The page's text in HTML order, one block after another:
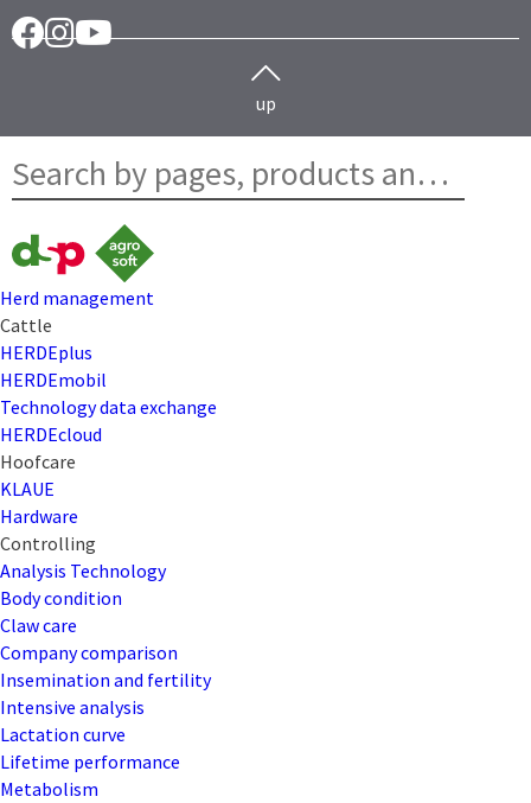
Facebook
Instragram
YouTube
up
Herd management
Cattle
HERDEplus
HERDEmobil
Technology data exchange
HERDEcloud
Hoofcare
KLAUE
Hardware
Controlling
Analysis Technology
Body condition
Claw care
Company comparison
Insemination and fertility
Intensive analysis
Lactation curve
Lifetime performance
Metabolism